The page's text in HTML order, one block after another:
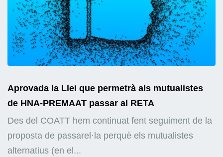
Aprovada la Llei que permetrà als mutualistes
de HNA-PREMAAT passar al RETA
Des del COATT hem continuat fent seguiment de la
proposta de passarel·la perquè els mutualistes
alternatius (en el...